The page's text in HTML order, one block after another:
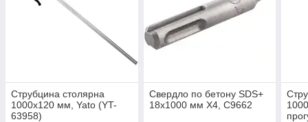
Струбцина столярна
1000x120 мм, Yato (YT-
63958)
Свердло по бетону SDS+
18x1000 мм X4, C9662